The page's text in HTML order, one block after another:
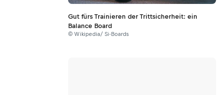
Gut fürs Trainieren der Trittsicherheit: ein
Balance Board
© Wikipedia/ Si-Boards